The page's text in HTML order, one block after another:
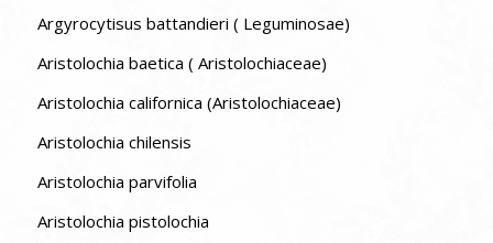
Argyrocytisus battandieri ( Leguminosae)
Aristolochia baetica ( Aristolochiaceae)
Aristolochia californica (Aristolochiaceae)
Aristolochia chilensis
Aristolochia parvifolia
Aristolochia pistolochia